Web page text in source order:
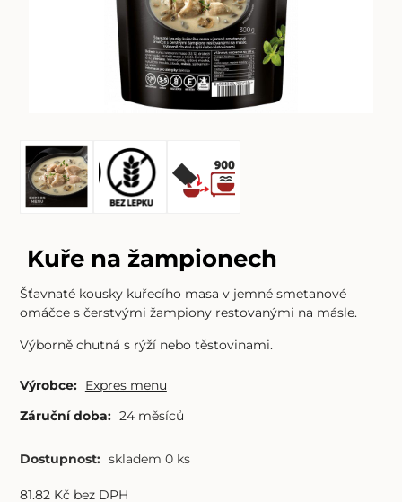
Kuře na žampionech
Šťavnaté kousky kuřecího masa v jemné smetanové
omáčce s čerstvými žampiony restovanými na másle.
Výborně chutná s rýží nebo těstovinami.
Výrobce: Expres menu
Záruční doba: 24 měsíců
Dostupnost: skladem 0 ks
81.82Kč bez DPH